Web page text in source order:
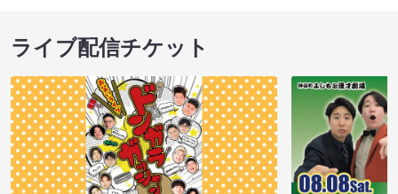
ライブ配信チケット